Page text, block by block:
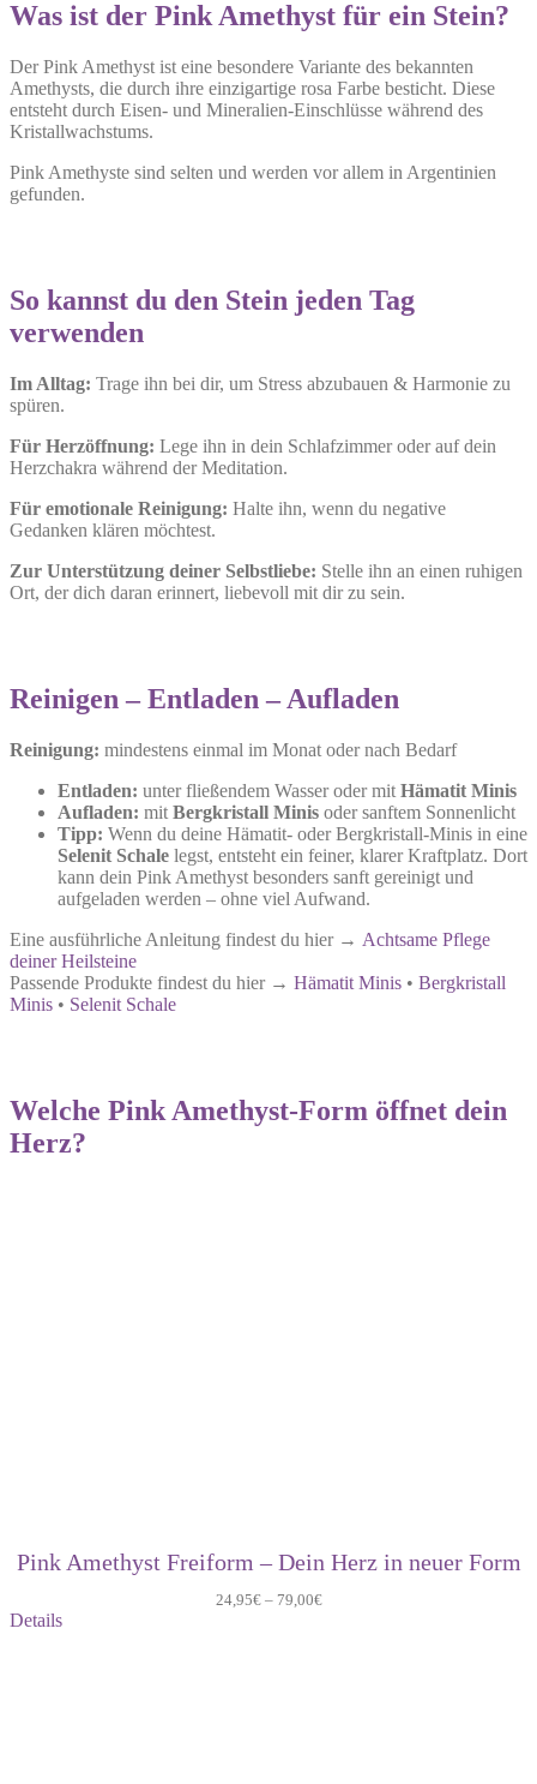
Was ist der Pink Amethyst für ein Stein?
Der Pink Amethyst ist eine besondere Variante des bekannten
Amethysts, die durch ihre einzigartige rosa Farbe besticht. Diese
entsteht durch Eisen- und Mineralien-Einschlüsse während des
Kristallwachstums.
Pink Amethyste sind selten und werden vor allem in Argentinien
gefunden.
So kannst du den Stein jeden Tag
verwenden
Im Alltag: Trage ihn bei dir, um Stress abzubauen & Harmonie zu
spüren.
Für Herzöffnung: Lege ihn in dein Schlafzimmer oder auf dein
Herzchakra während der Meditation.
Für emotionale Reinigung: Halte ihn, wenn du negative
Gedanken klären möchtest.
Zur Unterstützung deiner Selbstliebe: Stelle ihn an einen ruhigen
Ort, der dich daran erinnert, liebevoll mit dir zu sein.
Reinigen – Entladen – Aufladen
Reinigung: mindestens einmal im Monat oder nach Bedarf
Entladen: unter fließendem Wasser oder mit Hämatit Minis
Aufladen: mit Bergkristall Minis oder sanftem Sonnenlicht
Tipp: Wenn du deine Hämatit- oder Bergkristall-Minis in eine
Selenit Schale legst, entsteht ein feiner, klarer Kraftplatz. Dort
kann dein Pink Amethyst besonders sanft gereinigt und
aufgeladen werden – ohne viel Aufwand.
Eine ausführliche Anleitung findest du hier → Achtsame Pflege
deiner Heilsteine
Passende Produkte findest du hier → Hämatit Minis • Bergkristall
Minis • Selenit Schale
Welche Pink Amethyst-Form öffnet dein
Herz?
Pink Amethyst Freiform – Dein Herz in neuer Form
24,95€– 79,00€
Details